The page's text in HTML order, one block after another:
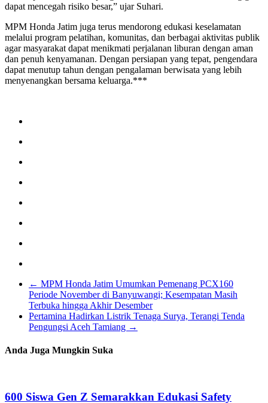
dapat mencegah risiko besar,” ujar Suhari.
MPM Honda Jatim juga terus mendorong edukasi keselamatan
melalui program pelatihan, komunitas, dan berbagai aktivitas publik
agar masyarakat dapat menikmati perjalanan liburan dengan aman
dan penuh kenyamanan. Dengan persiapan yang tepat, pengendara
dapat menutup tahun dengan pengalaman berwisata yang lebih
menyenangkan bersama keluarga.***
← MPM Honda Jatim Umumkan Pemenang PCX160
Periode November di Banyuwangi; Kesempatan Masih
Terbuka hingga Akhir Desember
Pertamina Hadirkan Listrik Tenaga Surya, Terangi Tenda
Pengungsi Aceh Tamiang →
Anda Juga Mungkin Suka
600 Siswa Gen Z Semarakkan Edukasi Safety